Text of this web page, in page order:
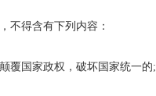
不得含有下列内容：
覆国家政权，破坏国家统一的;